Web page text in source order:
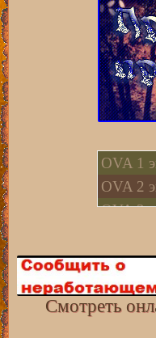
OVA 1
OVA 2
OVA 3
Смотреть